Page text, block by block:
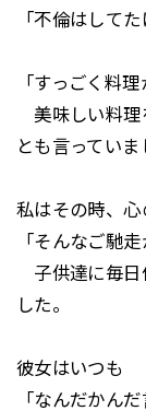
「不倫はして
「すっごく料
美味しい料理
とも言っていま
私はその時、心
「そんなご馳
子供達に毎日
した。
彼女はいつも
「なんだかん